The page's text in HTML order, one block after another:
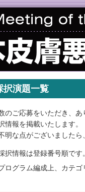
択演題一覧
のご応募をいただき、あ
情報を掲載いたします。
明な点がございましたら
択情報は登録番号順です
ログラム編成上、カテゴ